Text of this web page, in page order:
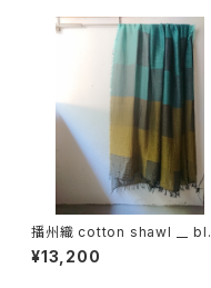
播州織 cotton shawl __
k 220-120 秋水GK
¥13,200